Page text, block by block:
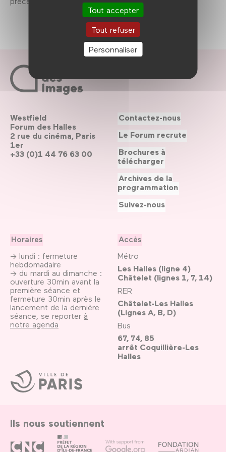
Tout accepter
Tout refuser
Personnaliser
Ville
de
Paris
Westfield
Forum des Halles
2 rue du cinéma, Paris
1er
+33 (0)1 44 76 63 00
Horaires
→ lundi : fermeture
hebdomadaire
→ du mardi au dimanche :
ouverture 30min avant la
première séance et
fermeture 30min après le
lancement de la dernière
séance, se reporter à
notre agenda
Accès
Métro
Les Halles (ligne 4)
Châtelet (lignes 1, 7, 14)
RER
Châtelet-Les Halles
(Lignes A, B, D)
Bus
67, 74, 85
arrêt Coquillière-Les
Halles
Contactez-nous
Le Forum recrute
Brochures à
télécharger
Archives de la
programmation
Suivez-nous
Ils nous soutiennent